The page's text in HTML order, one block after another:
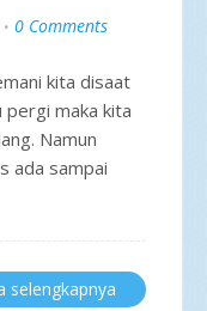
0 Comments
kita disaat
pergi maka kita
Namun
ada sampai
selengkapnya